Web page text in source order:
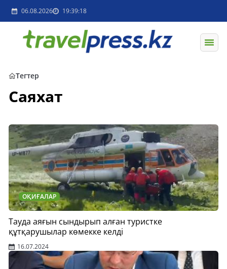
06.08.2026 19:39:18
Тегтер
Саяхат
ОҚИҒАЛАР
Тауда аяғын сындырып алған туристке
құтқарушылар көмекке келді
16.07.2024